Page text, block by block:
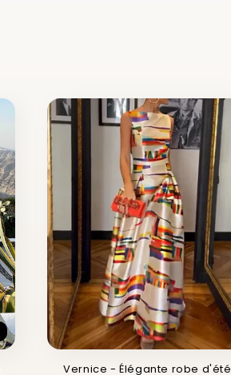
Vernice - Élégante robe d'été